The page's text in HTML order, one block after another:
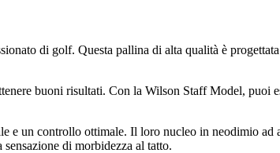
di golf. Questa pallina di alta qualità è
buoni risultati. Con la Wilson Staff Model,
e un controllo ottimale. Il loro nucleo in neodimio
di morbidezza al tatto.